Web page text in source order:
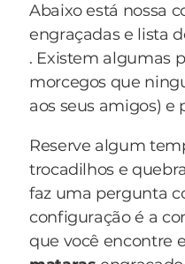
Abaixo está nossa
engraçadas e lista
. Existem algumas
morcegos que
aos seus amigos) e
Reserve algum
trocadilhos e
faz uma pergunta
configuração é a
que você encontre